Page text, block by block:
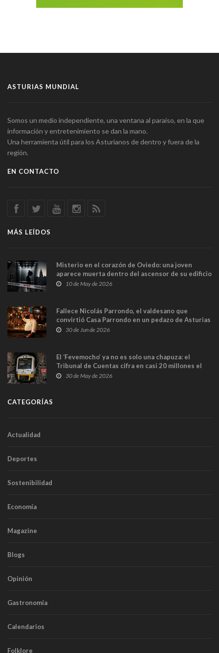
ASTURIAS MUNDIAL
Somos un medio independiente, una ventana al paraíso, en la que
información y entretenimiento se dan la mano.
Una herramienta útil para los Asturianos de dentro y fuera de la
región.
EN CONTACTO
MÁS LEÍDOS
Misterio en el corazón de Oviedo: una joven
aparece muerta dentro del ascensor de su edificio
y las cámaras captan sus últimos minutos
10 de May de 2026
Fallece Nicolás Parrondo, el valdesano que
convirtió Casa Parrondo en un pedazo de Asturias
en Madrid
30 de Jun de 2026
El ‘Fevemocho’ ya no es solo una chapuza: el
Tribunal de Cuentas cifra en casi 20 millones el
sobrecoste de los trenes que no cabían por los
30 de May de 2026
CATEGORÍAS
Actualidad
Deportes
Sostenibilidad
Economía
Magazine
Blogs
Opinión
Gastronomía
Calendarios
Folklore